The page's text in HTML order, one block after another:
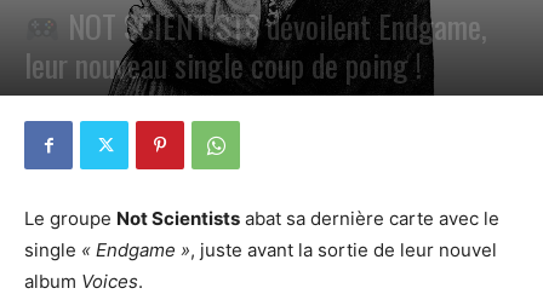
NOT SCIENTISTS dévoilent Endgame,
leur nouveau single coup de poing !
Le groupe Not Scientists abat sa dernière carte avec le
single « Endgame », juste avant la sortie de leur nouvel
album Voices.